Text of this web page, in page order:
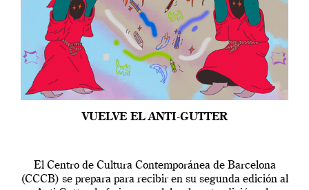
VUELVE EL ANTI-GUTTER
El Centro de Cultura Contemporánea de Barcelona
(CCCB) se prepara para recibir en su segunda edición al